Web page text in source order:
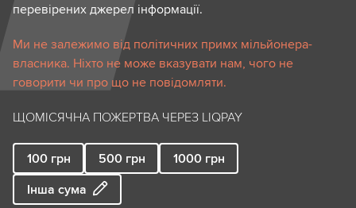
перевірених джерел інформації.
Ми не залежимо від політичних примх мільйонера-
власника. Ніхто не може вказувати нам, чого не
говорити чи про що не повідомляти.
ЩОМІСЯЧНА ПОЖЕРТВА ЧЕРЕЗ LIQPAY
100 грн 500 грн 1000 грн
Інша сума